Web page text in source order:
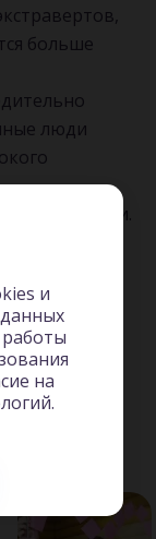
больше
люди
лидерами.
и
на